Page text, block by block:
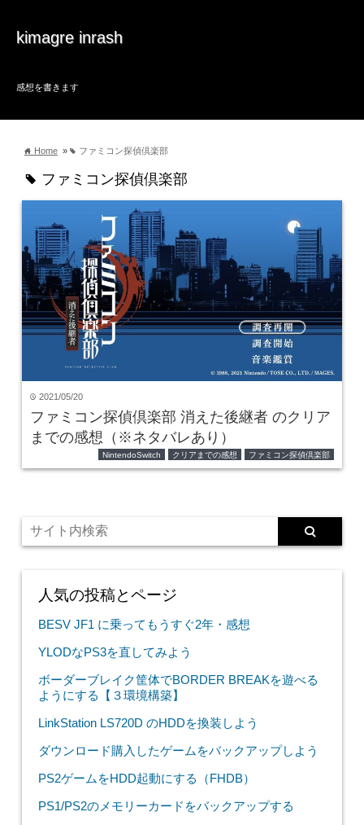
kimagre inrash
感想を書きます
home Home » tag ファミコン探偵倶楽部
tag ファミコン探偵倶楽部
time 2021/05/20
ファミコン探偵倶楽部 消えた後継者 のクリア
までの感想（※ネタバレあり）
NintendoSwitch クリアまでの感想 ファミコン探偵倶楽部
人気の投稿とページ
BESV JF1 に乗ってもうすぐ2年・感想
YLODなPS3を直してみよう
ボーダーブレイク筐体でBORDER BREAKを遊べる
ようにする【３環境構築】
LinkStation LS720D のHDDを換装しよう
ダウンロード購入したゲームをバックアップしよう
PS2ゲームをHDD起動にする（FHDB）
PS1/PS2のメモリーカードをバックアップする